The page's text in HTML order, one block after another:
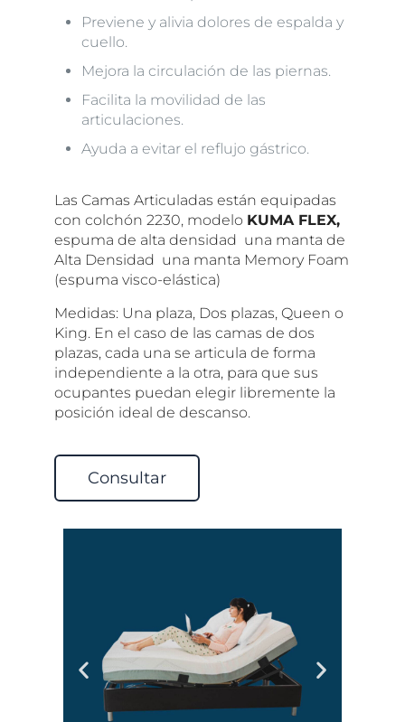
Previene y alivia dolores de espalda y
cuello.
Mejora la circulación de las piernas.
Facilita la movilidad de las
articulaciones.
Ayuda a evitar el reflujo gástrico.
Las Camas Articuladas están equipadas
con colchón 2230, modelo KUMA FLEX,
espuma de alta densidad una manta de
Alta Densidad una manta Memory Foam
(espuma visco-elástica)
Medidas: Una plaza, Dos plazas, Queen o
King. En el caso de las camas de dos
plazas, cada una se articula de forma
independiente a la otra, para que sus
ocupantes puedan elegir libremente la
posición ideal de descanso.
Consultar